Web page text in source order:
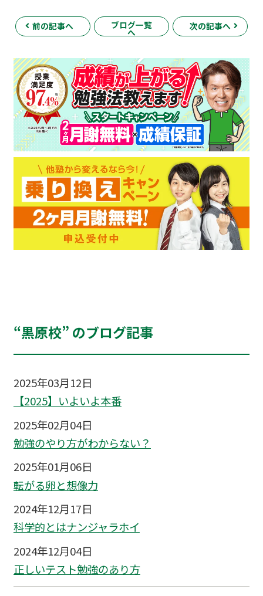
前の記事へ ブログ一覧
へ
次の記事へ
“黒原校” のブログ記事
2025年03月12日
【2025】いよいよ本番
2025年02月04日
勉強のやり方がわからない？
2025年01月06日
転がる卵と想像力
2024年12月17日
科学的とはナンジャラホイ
2024年12月04日
正しいテスト勉強のあり方